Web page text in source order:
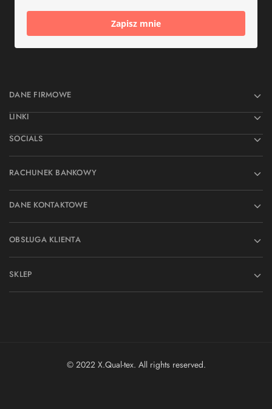
Zapisz mnie
DANE FIRMOWE
LINKI
SOCIALS
RACHUNEK BANKOWY
DANE KONTAKTOWE
OBSŁUGA KLIENTA
SKLEP
© 2022 X.Qual-tex. All rights reserved.